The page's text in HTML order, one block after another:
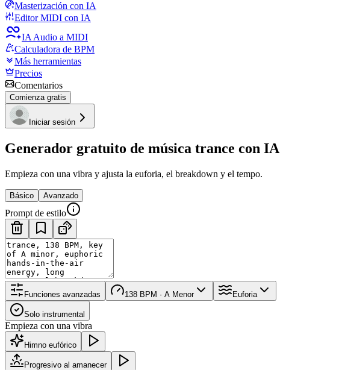
Masterización con IA
Editor MIDI con IA
IA Audio a MIDI
Calculadora de BPM
Más herramientas
Precios
Comentarios
Comienza gratis
Iniciar sesión
Generador gratuito de música trance con IA
Empieza con una vibra y ajusta la euforia, el breakdown y el tempo.
Básico Avanzado
Prompt de estilo
Funciones avanzadas 138 BPM · A Menor Euforia
Solo instrumental
Empieza con una vibra
Himno eufórico
Progresivo al amanecer